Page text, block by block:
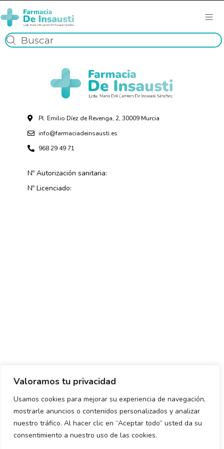
Valoramos tu privacidad
Usamos cookies para mejorar su experiencia de navegación,
mostrarle anuncios o contenidos personalizados y analizar
nuestro tráfico. Al hacer clic en “Aceptar todo” usted da su
consentimiento a nuestro uso de las cookies.
Pl. Emilio Díez de Revenga, 2, 30009 Murcia
info@farmaciadeinsausti.es
968 29 49 71
Nº Autorización sanitaria:
Nº Licenciado:
Política de envío y devoluciones Política de privacidad
Uso de cookies Aviso legal Términos y condiciones